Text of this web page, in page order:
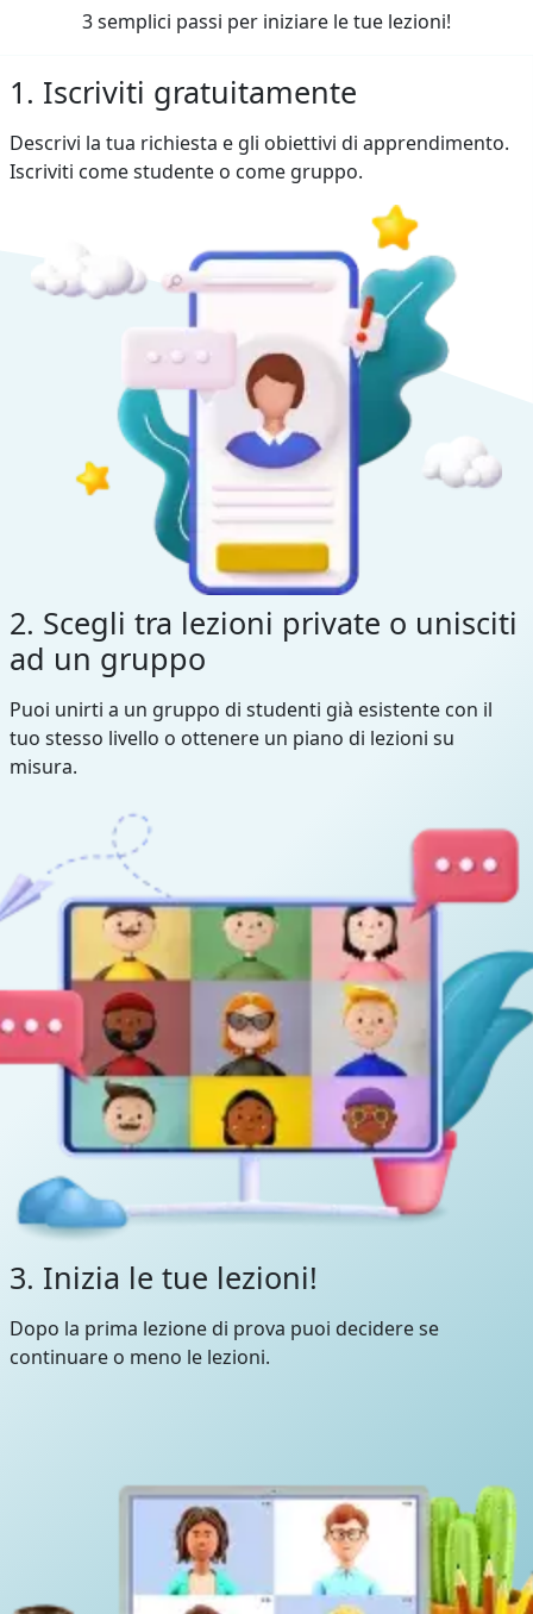
3 semplici passi per iniziare le tue lezioni!
1. Iscriviti gratuitamente
Descrivi la tua richiesta e gli obiettivi di apprendimento.
Iscriviti come studente o come gruppo.
2. Scegli tra lezioni private o unisciti
ad un gruppo
Puoi unirti a un gruppo di studenti già esistente con il
tuo stesso livello o ottenere un piano di lezioni su
misura.
3. Inizia le tue lezioni!
Dopo la prima lezione di prova puoi decidere se
continuare o meno le lezioni.